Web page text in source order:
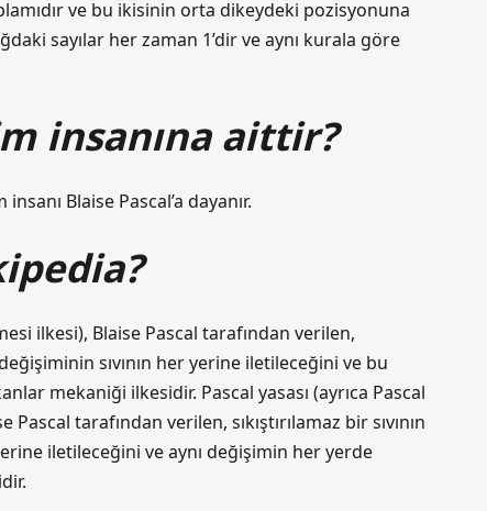
ve bu ikisinin orta dikeydeki pozisyonuna
sayılar her zaman 1’dir ve aynı kurala göre
insanına aittir?
Blaise Pascal’a dayanır.
ilkesi), Blaise Pascal tarafından verilen,
sıvının her yerine iletileceğini ve bu
mekaniği ilkesidir. Pascal yasası (ayrıca Pascal
tarafından verilen, sıkıştırılamaz bir sıvının
iletileceğini ve aynı değişimin her yerde